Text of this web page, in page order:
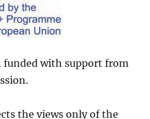
funded with support from
the views only of the